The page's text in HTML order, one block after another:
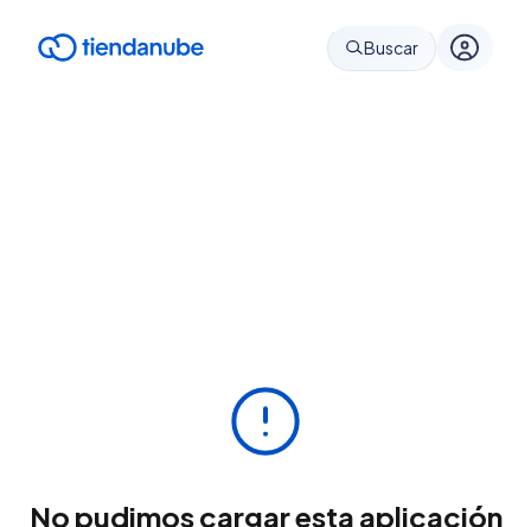
Buscar
No pudimos cargar esta aplicación